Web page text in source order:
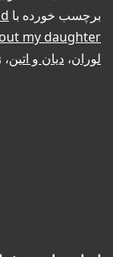
را
به
برچسب خورده با
my daughter
لوران، دیان و اتین،